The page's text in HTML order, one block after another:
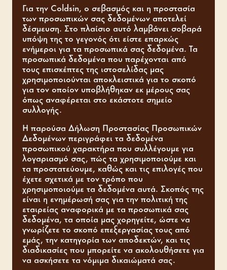
Για την Coldsin, ο σεβασμός και η προστασία
των προσωπικών σας δεδομένων αποτελεί
δέσμευση. Στο πλαίσιο αυτό λαμβάνει σοβαρά
υπόψη της το γεγονός ότι είστε επαρκώς
ενήμεροι για τα προσωπικά σας δεδομένα. Τα
προσωπικά δεδομένα που παρέχονται από
τους επισκέπτες της ιστοσελίδας μας
χρησιμοποιούνται αποκλειστικά για το σκοπό
για τον οποίον υποβλήθηκαν εκ μέρους σας
όπως αναφέρεται στο εκάστοτε σημείο
συλλογής.
Η παρούσα Δήλωση Προστασίας Προσωπικών
Δεδομένων περιγράφει τα δεδομένα
προσωπικού χαρακτήρα που συλλέγουμε για
λογαριασμό σας, πώς τα χρησιμοποιούμε και
τα προστατεύουμε, καθώς και τις επιλογές που
έχετε σχετικά με τον τρόπο που
χρησιμοποιούμε τα δεδομένα αυτά. Σκοπός της
είναι η ενημέρωσή σας για την πολιτική της
εταιρείας αναφορικά με τα προσωπικά σας
δεδομένα, τα οποία μας χορηγείτε, ώστε να
γνωρίζετε το σκοπό επεξεργασίας τους από
εμάς, την κατηγορία των αποδεκτών, και τις
διαδικασίες που μπορείτε να ακολουθήσετε για
να ασκήσετε τα νόμιμα δικαιώματά σας.